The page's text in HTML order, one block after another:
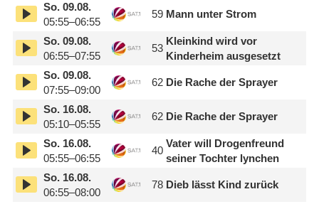
So.09.08.
05:55–06:55
59 Mann unter Strom
So.09.08.
06:55–07:55
53
Kleinkind wird vor
Kinderheim ausgesetzt
So.09.08.
07:55–09:00
62 Die Rache der Sprayer
So.16.08.
05:10–05:55
62 Die Rache der Sprayer
So.16.08.
05:55–06:55
40
Vater will Drogenfreund
seiner Tochter lynchen
So.16.08.
06:55–08:00
78 Dieb lässt Kind zurück